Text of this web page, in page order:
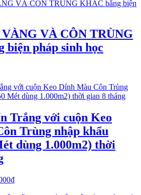
VÀ CÔN TRÙNG
biện pháp sinh học
Trắng với cuộn Keo
Trùng nhập khẩu
dùng 1.000m2) thời
₫